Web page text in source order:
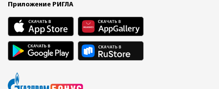
Приложение РИГЛА